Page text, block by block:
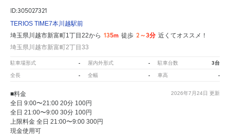
ID:305027321
TERIOS TIME7本川越駅前
埼玉県川越市新富町1丁目22から 135m 徒歩 2～3分 近くてオススメ！
埼玉県川越市新富町2丁目33
駐車場形式 - 屋内外形式 - 駐車台数 3台
全長 - 全幅 - 車高 -
2026年7月24日 更新
■料金
全日 9:00〜21:00 20分 100円
全日 21:00〜9:00 30分 100円
上限料金 全日 21:00〜9:00 300円
現金使用可